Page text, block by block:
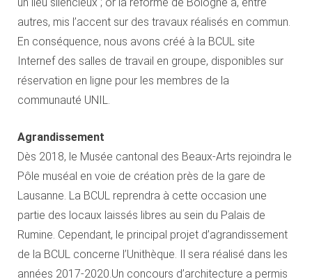
autres, mis l’accent sur des travaux réalisés en commun.
En conséquence, nous avons créé à la BCUL site
Internef des salles de travail en groupe, disponibles sur
réservation en ligne pour les membres de la
communauté UNIL.
Agrandissement
Dès 2018, le Musée cantonal des Beaux-Arts rejoindra le
Pôle muséal en voie de création près de la gare de
Lausanne. La BCUL reprendra à cette occasion une
partie des locaux laissés libres au sein du Palais de
Rumine. Cependant, le principal projet d’agrandissement
de la BCUL concerne l’Unithèque. Il sera réalisé dans les
années 2017-2020.Un concours d’architecture a permis